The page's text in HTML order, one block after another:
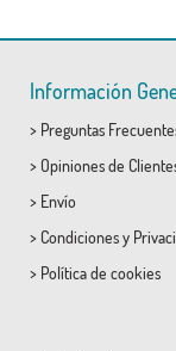
Información
> Preguntas
> Opiniones de
> Envío
> Condicionesy
> Política de cookies